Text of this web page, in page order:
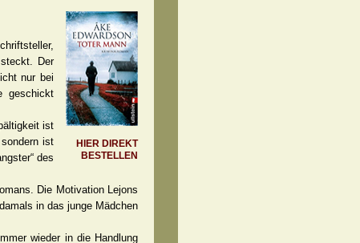
HIER DIREKT
BESTELLEN
Der
nur bei
geschickt
ist
ist
des
Die Motivation Lejons
in das junge Mädchen
wieder in die Handlung